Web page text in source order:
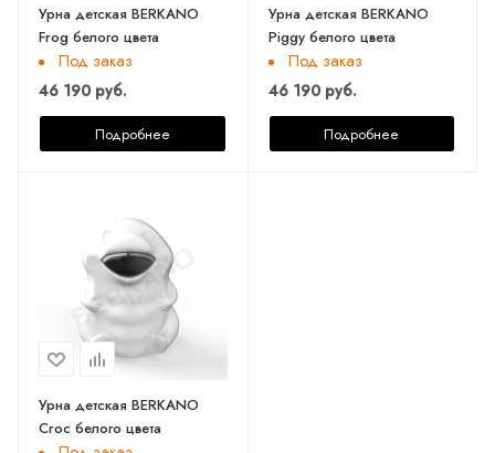
Урна детская BERKANO
Frog белого цвета
Под заказ
46 190 руб.
Подробнее
Урна детская BERKANO
Piggy белого цвета
Под заказ
46 190 руб.
Подробнее
Урна детская BERKANO
Croc белого цвета